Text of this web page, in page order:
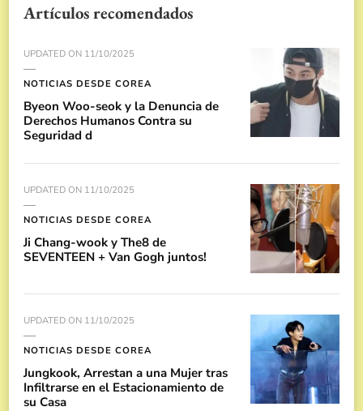
Artículos recomendados
UPDATED ON 11/10/2025
NOTICIAS DESDE COREA
Byeon Woo-seok y la Denuncia de
Derechos Humanos Contra su
Seguridad d
UPDATED ON 11/10/2025
NOTICIAS DESDE COREA
Ji Chang-wook y The8 de
SEVENTEEN + Van Gogh juntos!
UPDATED ON 11/10/2025
NOTICIAS DESDE COREA
Jungkook, Arrestan a una Mujer tras
Infiltrarse en el Estacionamiento de
su Casa